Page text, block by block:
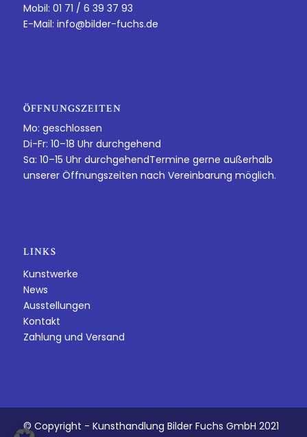
Mobil: 01 71 / 6 39 37 93
E-Mail: info@bilder-fuchs.de
ÖFFNUNGSZEITEN
Mo: geschlossen
Di-Fr: 10–18 Uhr durchgehend
Sa: 10–15 Uhr durchgehendTermine gerne außerhalb
unserer Öffnungszeiten nach Vereinbarung möglich.
LINKS
Kunstwerke
News
Ausstellungen
Kontakt
Zahlung und Versand
© Copyright - Kunsthandlung Bilder Fuchs GmbH 2021